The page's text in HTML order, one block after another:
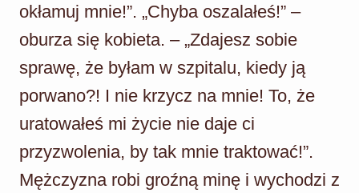
okłamuj mnie!”. „Chyba oszalałeś!” –
oburza się kobieta. – „Zdajesz sobie
sprawę, że byłam w szpitalu, kiedy ją
porwano?! I nie krzycz na mnie! To, że
uratowałeś mi życie nie daje ci
przyzwolenia, by tak mnie traktować!”.
Mężczyzna robi groźną minę i wychodzi z